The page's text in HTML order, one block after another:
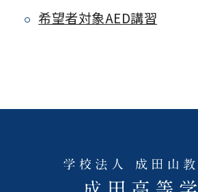
希望者対象AED講習